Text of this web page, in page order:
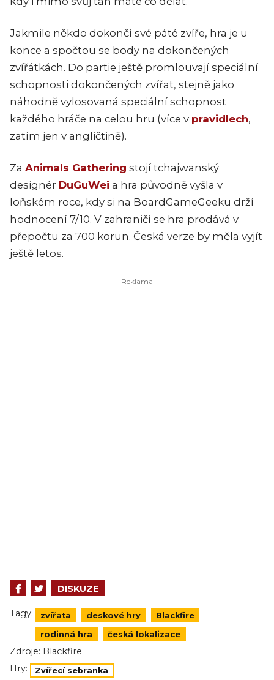
Jakmile někdo dokončí své páté zvíře, hra je u
konce a spočtou se body na dokončených
zvířátkách. Do partie ještě promlouvají speciální
schopnosti dokončených zvířat, stejně jako
náhodně vylosovaná speciální schopnost
každého hráče na celou hru (více v pravidlech,
zatím jen v angličtině).
Za Animals Gathering stojí tchajwanský
designér DuGuWei a hra původně vyšla v
loňském roce, kdy si na BoardGameGeeku drží
hodnocení 7/10. V zahraničí se hra prodává v
přepočtu za 700 korun. Česká verze by měla vyjít
ještě letos.
DISKUZE
Tagy: zvířata deskové hry Blackfire
rodinná hra česká lokalizace
Zdroje: Blackfire
Hry:
Zvířecí sebranka